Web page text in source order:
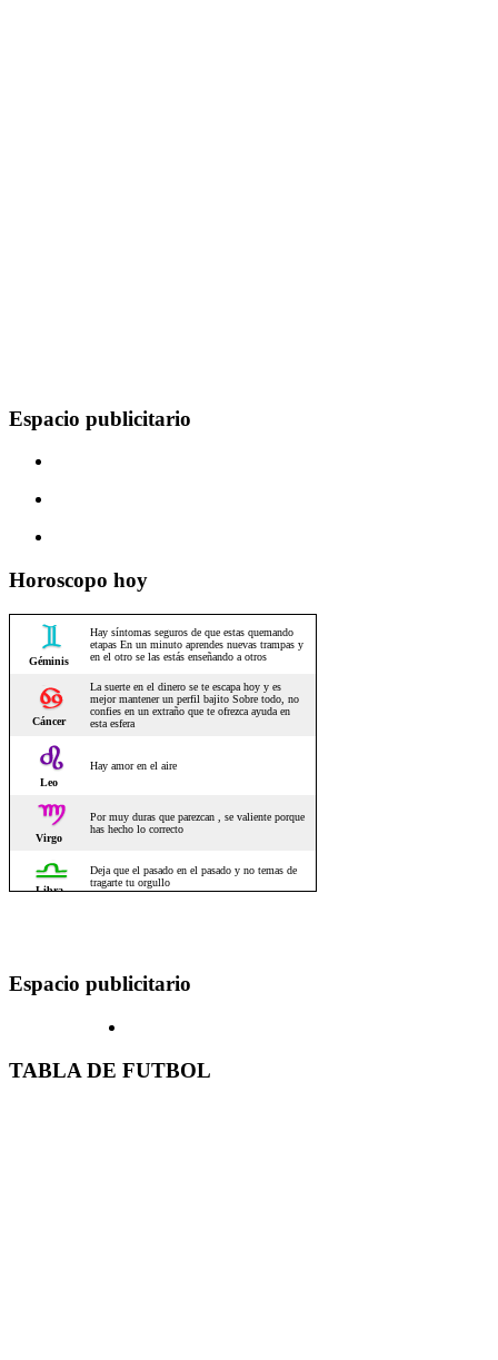
Espacio publicitario
Horoscopo hoy
Espacio publicitario
TABLA DE FUTBOL